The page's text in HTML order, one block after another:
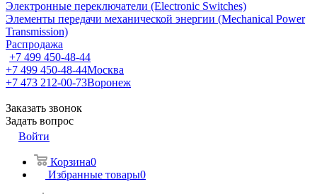
Электронные переключатели (Electronic Switches)
Элементы передачи механической энергии (Mechanical Power
Transmission)
Распродажа
+7 499 450-48-44
+7 499 450-48-44Москва
+7 473 212-00-73Воронеж
Заказать звонок
Задать вопрос
Войти
Корзина0
Избранные товары0